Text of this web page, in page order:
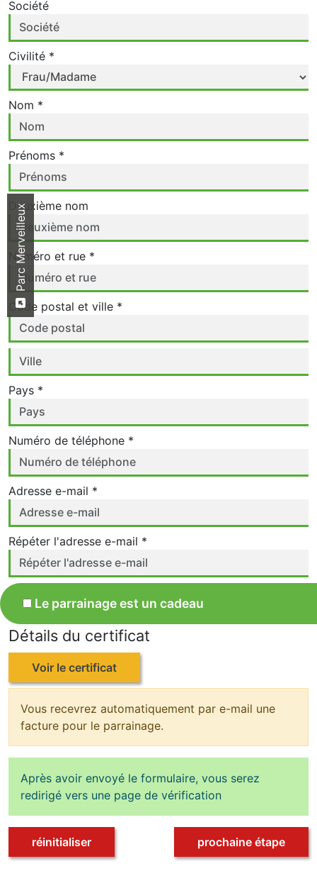
Société
Civilité *
Nom *
Prénoms *
Deuxième nom
Numéro et rue *
Code postal et ville *
Pays *
Numéro de téléphone *
Adresse e-mail *
Répéter l'adresse e-mail *
Le parrainage est un cadeau
Détails du certificat
Voir le certificat
Vous recevrez automatiquement par e-mail une
facture pour le parrainage.
Après avoir envoyé le formulaire, vous serez
redirigé vers une page de vérification
réinitialiser prochaine étape
Parc Merveilleux